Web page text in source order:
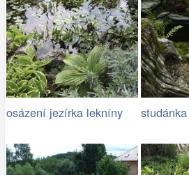
osázení jezírka lekníny studánka